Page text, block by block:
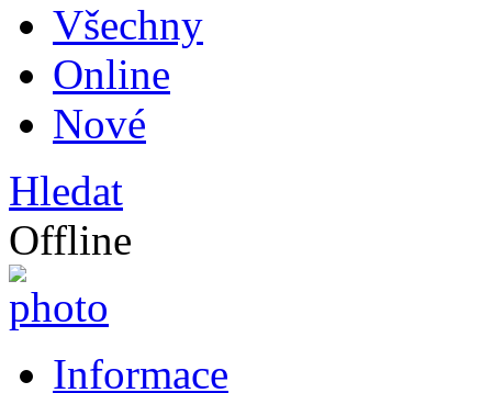
Všechny
Online
Nové
Hledat
Offline
Informace